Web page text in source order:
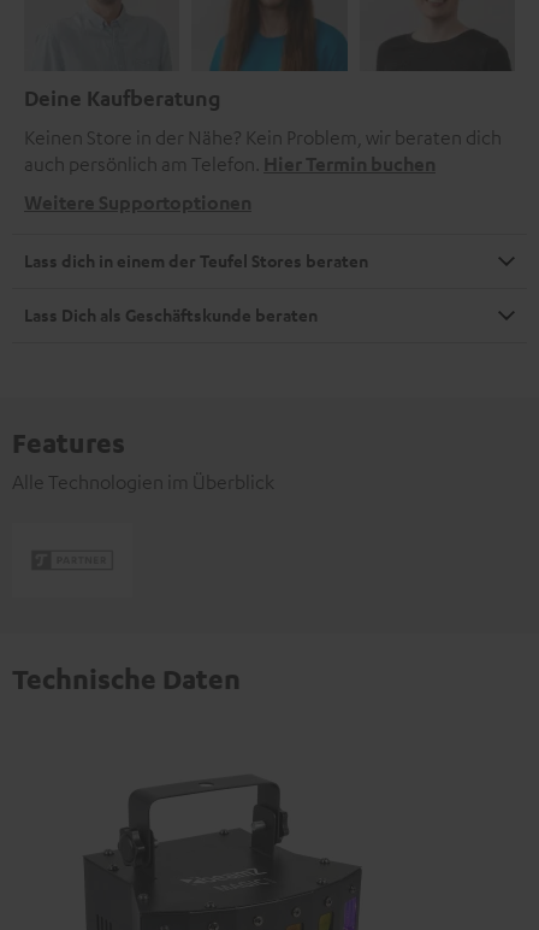
Deine Kaufberatung
Keinen Store in der Nähe? Kein Problem, wir beraten dich
auch persönlich am Telefon. Hier Termin buchen
Weitere Supportoptionen
Lass dich in einem der Teufel Stores beraten
Lass Dich als Geschäftskunde beraten
Features
Alle Technologien im Überblick
Technische Daten